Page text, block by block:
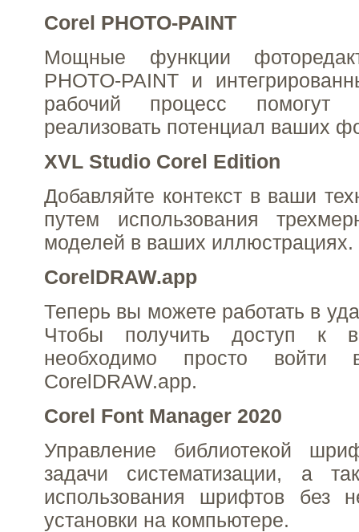
Corel PHOTO-PAINT
Мощные функции
PHOTO-PAINT и
рабочий процесс помогут
реализовать потенциал ваших
XVL Studio Corel Edition
Добавляйте контекст в ваши
путем использования
моделей в ваших иллюстрациях.
CorelDRAW.app
Теперь вы можете работать в
Чтобы получить доступ к
необходимо просто войти
CorelDRAW.app.
Corel Font Manager 2020
Управление библиотекой
задачи систематизации, а
использования шрифтов без
установки на компьютере.